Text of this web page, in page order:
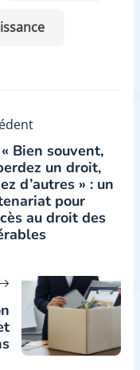
Bien souvent,
un droit,
d’autres » : un
pour
au droit des